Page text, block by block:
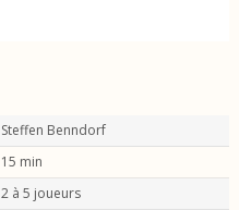
Steffen Benndorf
15 min
2 à 5 joueurs